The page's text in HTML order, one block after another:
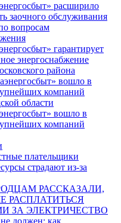
расширило
заочного обслуживания
вопросам
гарантирует
энергоснабжение
района
вошло в
компаний
области
вошло в
компаний
плательщики
страдают из-за
РАССКАЗАЛИ,
РАСПЛАТИТЬСЯ
ЗА ЭЛЕКТРИЧЕСТВО